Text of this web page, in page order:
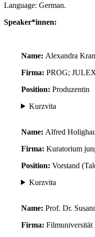
Language: German.
Speaker*innen:
Name: Alexandra
Firma: PROG;
Position: Produzentin
Kurzvita
Name: Alfred
Firma: Kuratorium
Position: Vorstand
Kurzvita
Name: Prof. Dr.
Firma: